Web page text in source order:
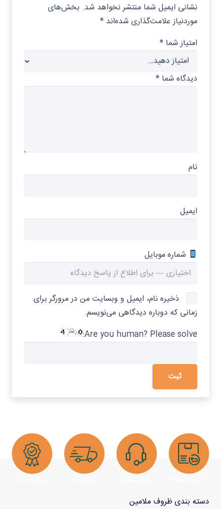
نشانی ایمیل شما منتشر نخواهد شد. بخش‌های
موردنیاز علامت‌گذاری شده‌اند *
امتیاز شما *
دیدگاه شما *
نام
ایمیل
شماره موبایل
ذخیره نام، ایمیل و وبسایت من در مرورگر برای
زمانی که دوباره دیدگاهی می‌نویسم.
Are you human? Please solve:
دسته بندی ظروف ملامین